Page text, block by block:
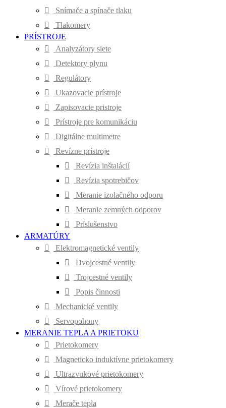
Snímače a spínače tlaku
Tlakomery
PRÍSTROJE
Analyzátory siete
Detektory plynu
Regulátory
Ukazovacie prístroje
Zapisovacie pristroje
Prístroje pre komunikáciu
Digitálne multimetre
Revízne prístroje
Revízia inštalácií
Revízia spotrebičov
Meranie izolačného odporu
Meranie zemných odporov
Príslušenstvo
ARMATÚRY
Elektromagnetické ventily
Dvojcestné ventily
Trojcestné ventily
Popis činnosti
Mechanické ventily
Servopohony
MERANIE TEPLA A PRIETOKU
Prietokomery
Magneticko induktívne prietokomery
Ultrazvukové prietokomery
Vírové prietokomery
Merače tepla